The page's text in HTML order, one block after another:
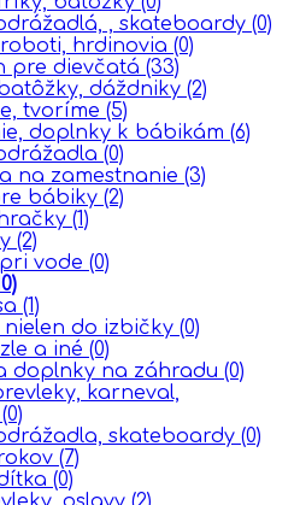
, skateboardy (0)
hrdinovia (0)
pre dievčatá (33)
dáždniky (2)
tvoríme (5)
doplnky k bábikám (6)
(0)
na zamestnanie (3)
bábiky (2)
(1)
(2)
vode (0)
(1)
nielen do izbičky (0)
a iné (0)
doplnky na záhradu (0)
karneval,
(0)
skateboardy (0)
(7)
(0)